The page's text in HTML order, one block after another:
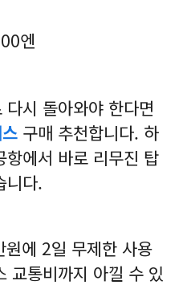
엔
시 돌아와야 한다면
구매 추천합니다. 하
에서 바로 리무진 탑
니다.
에 2일 무제한 사용
교통비까지 아낄 수 있